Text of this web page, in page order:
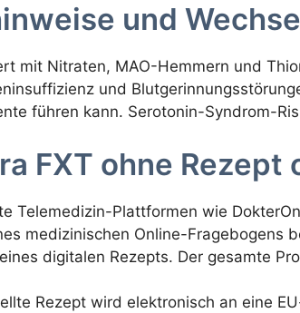
und
mit Nitraten, MAO-Hemmern und
und
führen kann. Serotonin-Syndrom-
FXT ohne
Telemedizin-Plattformen wie
medizinischen Online-Fragebogens
digitalen Rezepts. Der gesamte
Rezept wird elektronisch an eine